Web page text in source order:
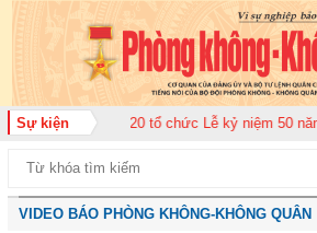
Sự kiện
920 tổ chức Lễ kỷ niệm 50 năm Ngày
VIDEO BÁO PHÒNG KHÔNG-KHÔNG QUÂN